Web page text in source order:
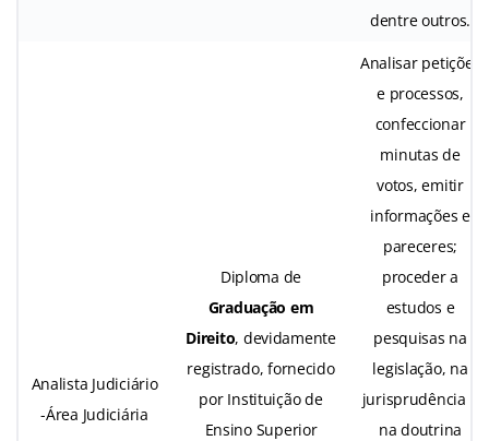
dentre outros.
Analista Judiciário
-Área Judiciária
Diploma de
Graduação em
Direito, devidamente
registrado, fornecido
por Instituição de
Ensino Superior
Analisar petições
e processos,
confeccionar
minutas de
votos, emitir
informações e
pareceres;
proceder a
estudos e
pesquisas na
legislação, na
jurisprudência e
na doutrina